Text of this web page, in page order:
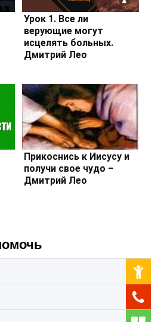
Урок 1. Все ли
верующие могут
исцелять больных.
Дмитрий Лео
Прикоснись к Иисусу и
получи свое чудо –
Дмитрий Лео